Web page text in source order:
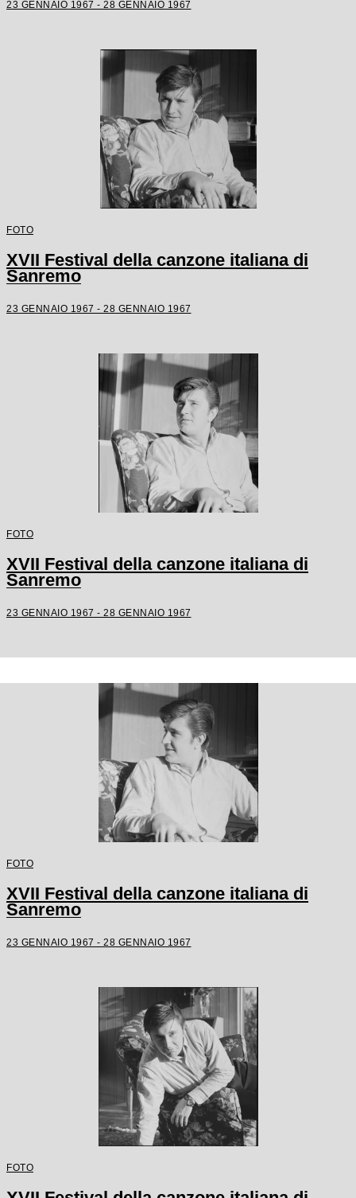
23 GENNAIO 1967 - 28 GENNAIO 1967
FOTO
XVII Festival della canzone italiana di
Sanremo
23 GENNAIO 1967 - 28 GENNAIO 1967
FOTO
XVII Festival della canzone italiana di
Sanremo
23 GENNAIO 1967 - 28 GENNAIO 1967
FOTO
XVII Festival della canzone italiana di
Sanremo
23 GENNAIO 1967 - 28 GENNAIO 1967
FOTO